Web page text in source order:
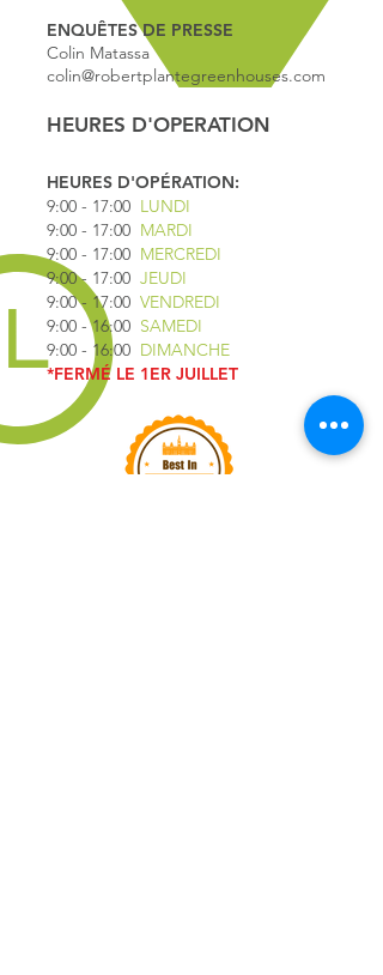
ENQUÊTES DE PRESSE
Colin Matassa
colin@robertplantegreenhouses.com
HEURES D'OPERATION
HEURES D'OPÉRATION:
9:00 - 17:00 LUNDI
9:00 - 17:00 MARDI
9:00 - 17:00 MERCREDI
9:00 - 17:00 JEUDI
9:00 - 17:00 VENDREDI
9:00 - 16:00 SAMEDI
9:00 - 16:00 DIMANCHE
*FERMÉ LE 1ER JUILLET